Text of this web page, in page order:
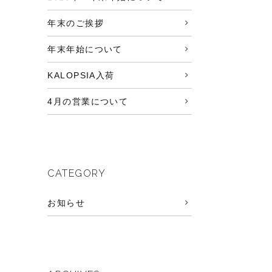
年末のご挨拶
年末年始について
KALOPSIA入荷
4月の営業について
CATEGORY
お知らせ